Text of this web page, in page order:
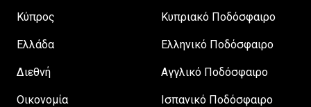
Κύπρος
Ελλάδα
Διεθνή
Οικονομία
Κυπριακό Ποδόσφαιρο
Ελληνικό Ποδόσφαιρο
Αγγλικό Ποδόσφαιρο
Ισπανικό Ποδόσφαιρο